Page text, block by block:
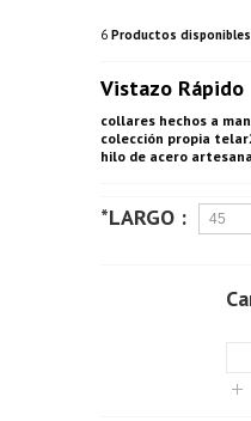
6 Productos disponibles
Vistazo Rápido
collares hechos a
colección propia
hilo de acero
*LARGO :